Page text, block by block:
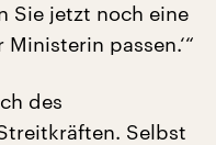
Sie jetzt noch eine
passen.‘“
des
Selbst